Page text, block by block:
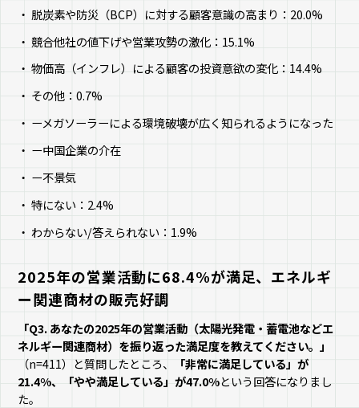
脱炭素や防災（BCP）に対する顧客意識の高まり：20.0%
競合他社の値下げや営業攻勢の激化：15.1%
物価高（インフレ）による顧客の投資意欲の変化：14.4%
その他：0.7%
ーメガソーラーによる環境破壊が広く知られるようになった
ー中国企業の介在
ー不景気
特にない：2.4%
わからない/答えられない：1.9%
2025年の営業活動に68.4%が満足、エネルギ
ー関連商材の販売好調
「Q3. あなたの2025年の営業活動（太陽光発電・蓄電池などエ
ネルギー関連商材）を振り返った満足度を教えてください。」
（n=411）と質問したところ、
「非常に満足している」が
21.4%、「やや満足している」が47.0%という回答になりまし
た。